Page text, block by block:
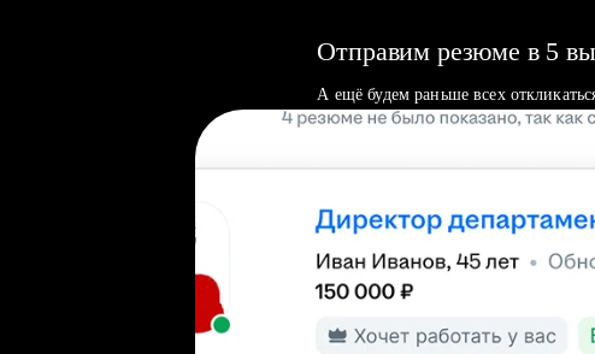
Отправим резюме в 5
А ещё будем раньше всех